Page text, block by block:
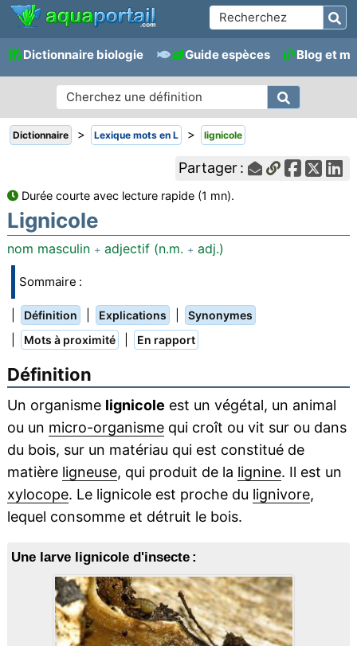
Dictionnaire biologie Guide espèces Blog et
Dictionnaire > Lexique mots en L > lignicole
Partager :
Durée courte avec lecture rapide (1 mn).
Lignicole
nom masculin +adjectif (n.m. +adj.)
Sommaire :
Définition Explications Synonymes
Mots à proximité En rapport
Définition
Un organisme lignicole est un végétal, un animal
ou un micro-organismequi croît ou vit sur ou dans
du bois, sur un matériau qui est constitué de
matière ligneuse, qui produit de la lignine. Il est un
xylocope. Le lignicole est proche du lignivore,
lequel consomme et détruit le bois.
Une larve lignicole d'insecte :